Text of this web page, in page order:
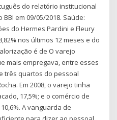
do relatório institucional
em 09/05/2018. Saúde:
do Hermes Pardini e Fleury
nos últimos 12 meses e do
é de O varejo
mais empregava, entre esses
três quartos do pessoal
Em 2008, o varejo tinha
17,5%; e o comércio de
A vanguarda de